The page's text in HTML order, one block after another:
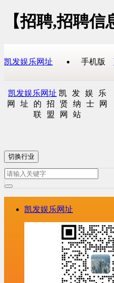
【招聘,招聘
凯发娱乐网址 手机版
凯发娱乐网址 凯发娱乐
网址的招贤纳士网
联盟网站
切换行业
凯发娱乐网址